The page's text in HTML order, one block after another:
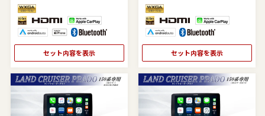
セット内容を表示 セット内容を表示